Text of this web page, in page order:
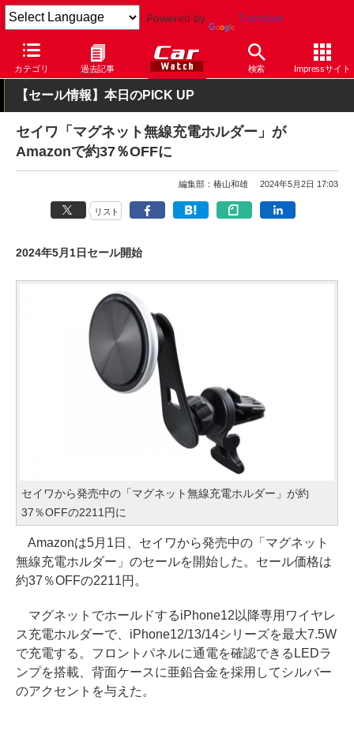
Powered by Translate
カテゴリ 過去記事 検索 Impressサイト
Car Watch カスタム カー用品
【セール情報】本日のPICK UP
セイワ「マグネット無線充電ホルダー」が
Amazonで約37％OFFに
編集部：椿山和雄 2024年5月2日 17:03
リスト
2024年5月1日セール開始
セイワから発売中の「マグネット無線充電ホルダー」が約
37％OFFの2211円に
Amazonは5月1日、セイワから発売中の「マグネット
無線充電ホルダー」のセールを開始した。セール価格は
約37％OFFの2211円。
マグネットでホールドするiPhone12以降専用ワイヤレ
ス充電ホルダーで、iPhone12/13/14シリーズを最大7.5W
で充電する。フロントパネルに通電を確認できるLEDラ
ンプを搭載、背面ケースに亜鉛合金を採用してシルバー
のアクセントを与えた。